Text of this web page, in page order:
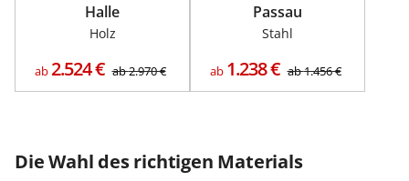
Halle
Holz
ab2.524€ ab2.970€
Passau
Stahl
ab 1.238€ ab1.456€
Die Wahl des richtigen Materials